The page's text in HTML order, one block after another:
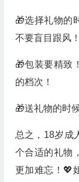
🎁选择礼物的
不要盲目跟风！
🎁包装要精致
的档次！
🎁送礼物的时
总之，18岁成
个合适的礼物
更加难忘！💖